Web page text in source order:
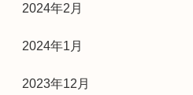
2024年2月
2024年1月
2023年12月